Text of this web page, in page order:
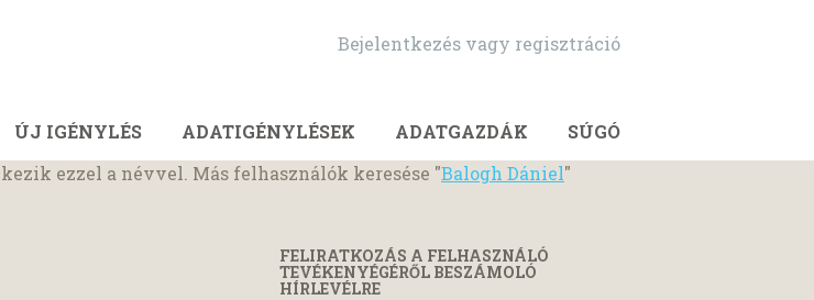
Bejelentkezés vagy regisztráció
ÚJ IGÉNYLÉS ADATIGÉNYLÉSEK ADATGAZDÁK
SÚGÓ
ezzel a névvel. Más felhasználók keresése "Balogh Dániel"
FELIRATKOZÁS A FELHASZNÁLÓ
TEVÉKENYÉGÉRŐL BESZÁMOLÓ
HÍRLEVÉLRE